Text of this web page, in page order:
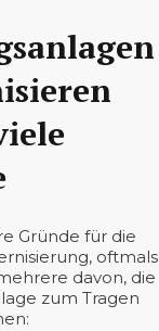
Gründe für die
oftmals
davon, die
zum Tragen